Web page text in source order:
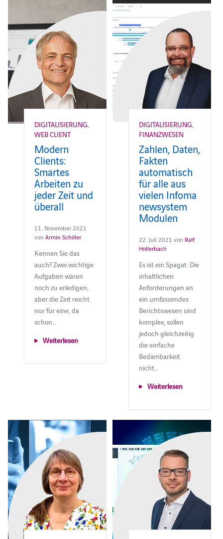
DIGITALISIERUNG
WEB CLIENT
Modern
Clients:
Smartes
Arbeiten zu
jeder Zeit und
überall
11. November 2021
von Armin Schiller
Kennen Sie das
auch? Zwei wichtige
Aufgaben wären
noch zu erledigen,
aber die Zeit reicht
nur für eine, da
schon…
Weiterlesen
DIGITALISIERUNG
FINANZWESEN
Zahlen, Daten,
Fakten
automatisch
für alle aus
vielen Infoma
newsystem
Modulen
22. Juli 2021 von Ralf
Hollerbach
Es ist ein Spagat: Die
inhaltlichen
Anforderungen an
ein umfassendes
Berichtswesen sind
komplex, sollen
jedoch gleichzeitig
die einfache
Bedienbarkeit
nicht…
Weiterlesen